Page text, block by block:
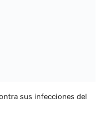
sus infecciones del